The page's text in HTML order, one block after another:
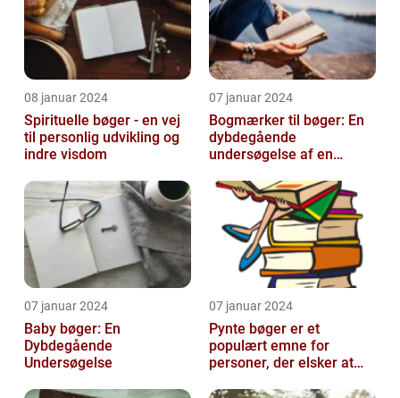
08 januar 2024
Spirituelle bøger - en vej
til personlig udvikling og
indre visdom
07 januar 2024
Bogmærker til bøger: En
dybdegående
undersøgelse af en
skat
07 januar 2024
Baby bøger: En
Dybdegående
Undersøgelse
07 januar 2024
Pynte bøger er et
populært emne for
personer, der elsker at